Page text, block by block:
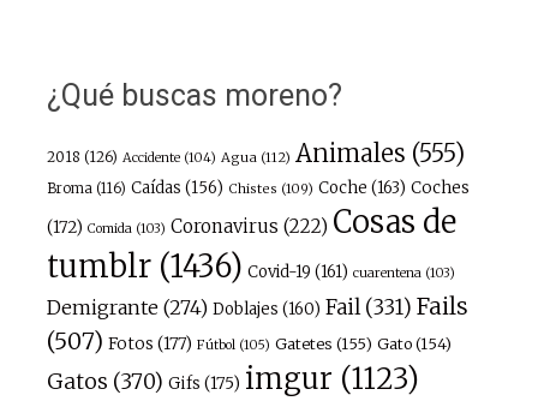
¿Qué buscas moreno?
2018 (126) Accidente(104) Agua(112) Animales (555)
Broma(116) Caídas (156) Chistes (109) Coche (163) Coches
(172) Comida(103) Coronavirus (222) Cosas de
tumblr(1436) Covid-19 (161) cuarentena(103)
Demigrante(274) Doblajes (160) Fail(331) Fails
(507) Fotos (177) Fútbol(105) Gatetes (155) Gato(154)
Gatos (370) Gifs (175) imgur (1123)